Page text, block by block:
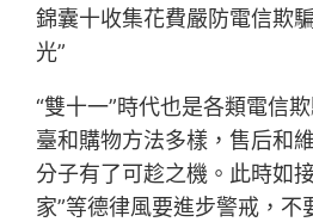
錦囊十收集花費嚴防電信欺
光”
“雙十一”時代也是各類電信
臺和購物方法多樣，售后和
分子有了可趁之機。此時如
家”等德律風要進步警戒，不